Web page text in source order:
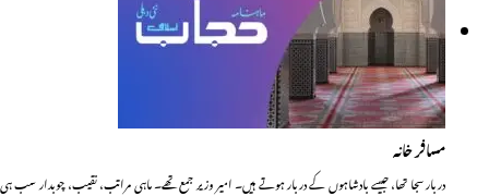
مسافر خانہ
دربار سجا تھا، جیسے بادشاہوں کے دربار ہوتے ہیں۔ امیر وزیر جمع تھے۔ ماہی مراتب، نقیب، چوبدار سب ہی